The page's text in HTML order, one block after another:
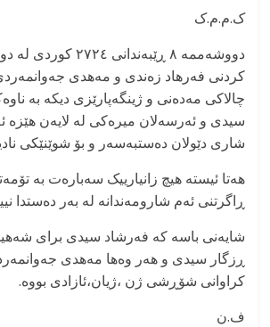
ک.م.م.ک
دووشەممە ٨ ڕێبەندانی
کردنی فەرهاد زەندی و مەهدی
چالاکی مەدەنی و ژینگەپارێزی دیکە بە
سیدی و ئەرسەلان میرەکی لە لایەن هێزە
شاری دێولان دەستبەسەر و بۆ شوێنێکی
هەتا ئیستە هیچ زانیارییک سەبارەت بە
ڕاگرتنی ئەم شارومەندانە لە بەر دەستدا
شایەنی باسە کە فەرشاد سیدی برای
ڕزگار سیدی و هەر وەها مەهدی
کراوانی شۆڕشی ژن ،ژیان،ئازادی بووە.
ف.ن